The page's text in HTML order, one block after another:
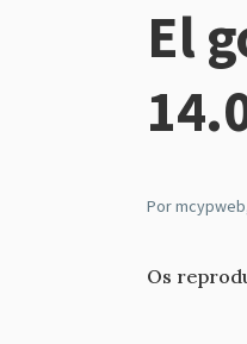
navegación
El
Pormcypweb
Os